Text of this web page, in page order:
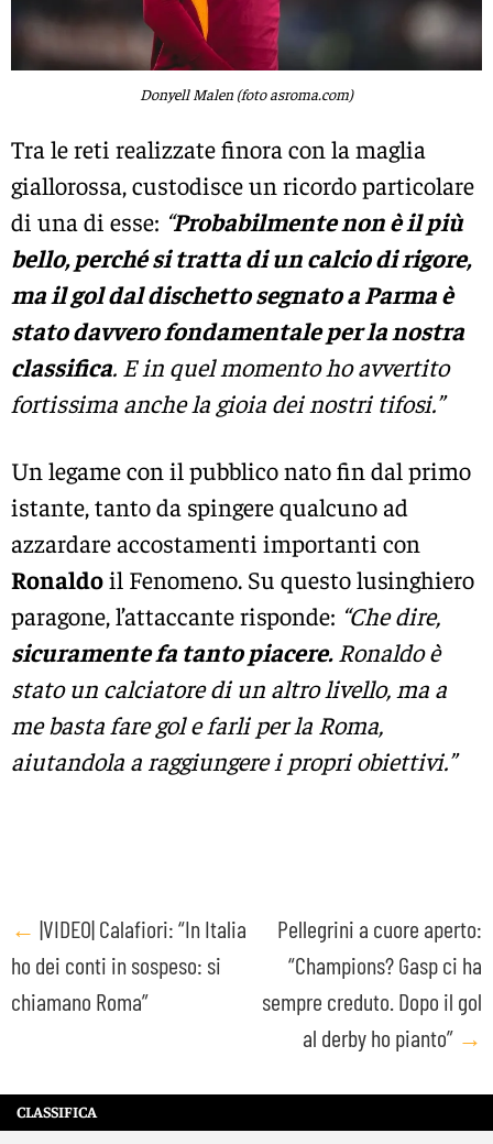
Donyell Malen (foto asroma.com)
Tra le reti realizzate finora con la maglia
giallorossa, custodisce un ricordo particolare
di una di esse: “Probabilmente non è il più
bello, perché si tratta di un calcio di rigore,
ma il gol dal dischetto segnato a Parma è
stato davvero fondamentale per la nostra
classifica. E in quel momento ho avvertito
fortissima anche la gioia dei nostri tifosi.”
Un legame con il pubblico nato fin dal primo
istante, tanto da spingere qualcuno ad
azzardare accostamenti importanti con
Ronaldoil Fenomeno. Su questo lusinghiero
paragone, l’attaccante risponde: “Che dire,
sicuramente fa tanto piacere.Ronaldo è
stato un calciatore di un altro livello, ma a
me basta fare gol e farli per la Roma,
aiutandola a raggiungere i propri obiettivi.”
Post
navigation
← |VIDEO| Calafiori: “In Italia
ho dei conti in sospeso: si
chiamano Roma”
Pellegrini a cuore aperto:
“Champions? Gasp ci ha
sempre creduto. Dopo il gol
al derby ho pianto” →
CLASSIFICA